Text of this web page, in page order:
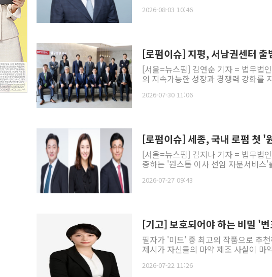
2026-08-03 10:46
[로펌이슈] 지평, 서남권센터
[서울=뉴스핌] 김연순 기자 = 법무법
의 지속가능한 성장과 경쟁력 강화를
2026-07-30 11:06
[로펌이슈] 세종, 국내 로펌 첫 '
[서울=뉴스핌] 김지나 기자 = 법무법
증하는 '원스톱 이사 선임 자문서비스
2026-07-27 09:43
[기고] 보호되어야 하는 비밀 '
필자가 '미드' 중 최고의 작품으로 추
제시가 자신들의 마약 제조 사실이 마
2026-07-22 11:26